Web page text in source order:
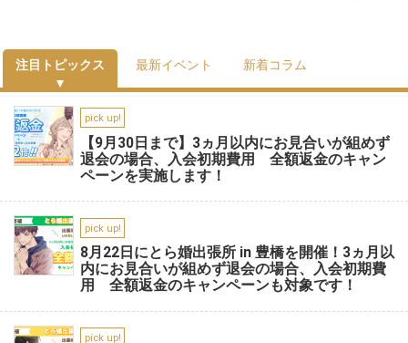
注目トピックス 最新イベント 新着コラム
pick up!
【9月30日まで】3ヵ月以内にお見合いが組めず
退会の場合、入会初期費用 全額返金のキャン
ペーンを実施します！
pick up!
8月22日にとら婚出張所 in 豊橋を開催！3ヵ月以
内にお見合いが組めず退会の場合、入会初期費
用 全額返金のキャンペーンも対象です！
pick up!